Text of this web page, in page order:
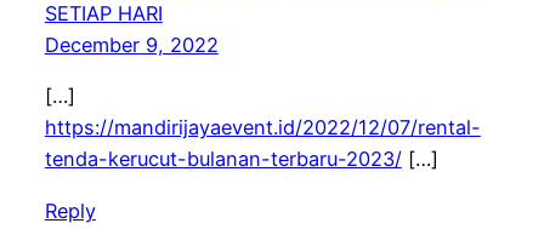
SETIAP HARI
December 9, 2022
[…]
https://mandirijayaevent.id/2022/12/07/rental-
tenda-kerucut-bulanan-terbaru-2023/[…]
Reply